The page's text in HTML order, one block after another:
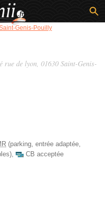
Genis-Pouilly
rue de lyon, 01630 Saint-Genis-
(parking, entrée adaptée,
, CB acceptée